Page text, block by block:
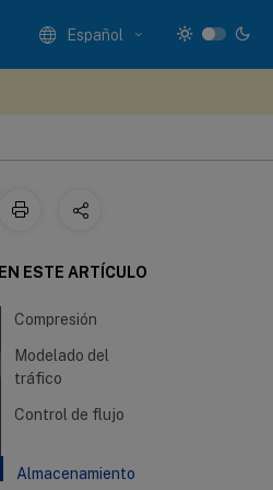
Español
EN ESTE ARTÍCULO
Compresión
Modelado del
tráfico
Control de flujo
Almacenamiento